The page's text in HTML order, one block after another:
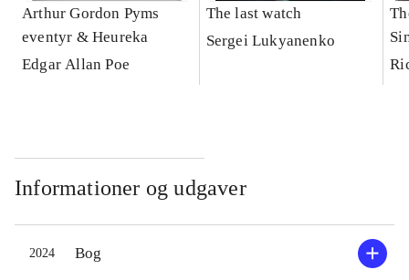
Arthur Gordon Pyms
eventyr & Heureka
Edgar Allan Poe
The last watch
Sergei Lukyanenko
Informationer og udgaver
2024 Bog